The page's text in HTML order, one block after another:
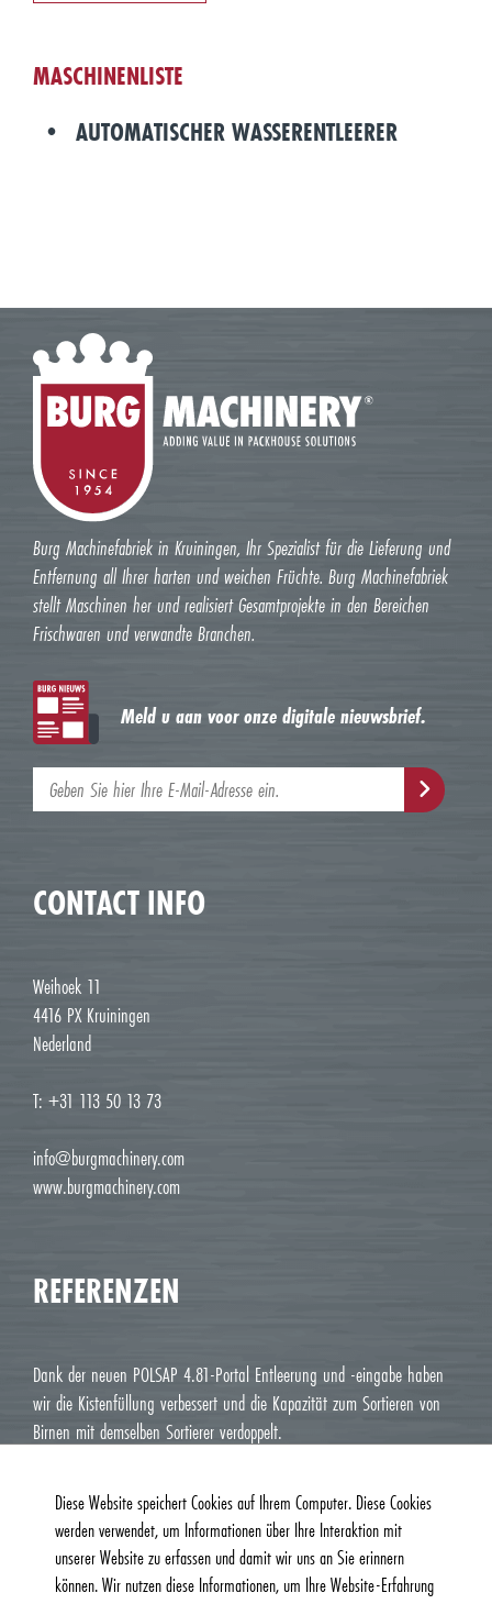
MASCHINENLISTE
AUTOMATISCHER WASSERENTLEERER
Burg Machinefabriek in Kruiningen, Ihr Spezialist für die Lieferung und
Entfernung all Ihrer harten und weichen Früchte. Burg Machinefabriek
stellt Maschinen her und realisiert Gesamtprojekte in den Bereichen
Frischwaren und verwandte Branchen.
Meld u aan voor onze digitale nieuwsbrief.
CONTACT INFO
Weihoek 11
4416 PX Kruiningen
Nederland
T: +31 113 50 13 73
info@burgmachinery.com
www.burgmachinery.com
REFERENZEN
Dank der neuen POLSAP 4.81-Portal Entleerung und -eingabe haben
wir die Kistenfüllung verbessert und die Kapazität zum Sortieren von
Birnen mit demselben Sortierer verdoppelt.
Diese Website speichert Cookies auf Ihrem Computer. Diese Cookies
werden verwendet, um Informationen über Ihre Interaktion mit
unserer Website zu erfassen und damit wir uns an Sie erinnern
können. Wir nutzen diese Informationen, um Ihre Website-Erfahrung